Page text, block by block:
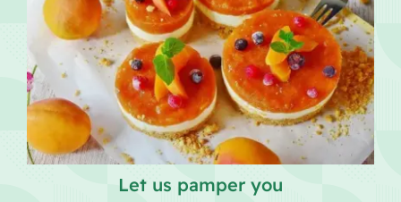
Let us pamper you